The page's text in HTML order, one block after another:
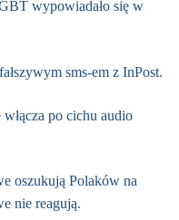
wypowiadało się w
sms-em z InPost.
po cichu audio
oszukują Polaków na
nie reagują.